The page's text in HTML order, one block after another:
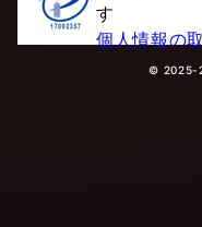
す
個人情報の
© 2025-